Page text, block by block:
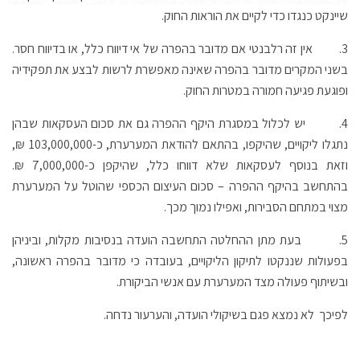
שיינקט כנגדו כדי לקיים את הוראות החוק.
3. אין זה רלבנטי אם מדובר בהפרה של אי דיווח כלל, או בדיווח חסר.
בשני המקרים מדובר בהפרה שאינה מאפשרת לרשות לבצע את תפקידיה
ופוגעת פגיעה חמורה במטרות החוק.
4. יש לכלול במסגרת היקף ההפרה גם את סכום העסקאות שבהן
נתגלו ליקויים, שהיקפו, בהתאם להודאת המערערת, כ-103,000,000 ₪,
וזאת בנוסף לעסקאות שלא דווחו כלל, שהיקפן כ-7,000,000 ₪.
בהתחשב בהיקף ההפרה – סכום העיצום הכספי שהוטל על המערערת
מצוי במתחם הסבירות, ואפילו נמוך מכך.
5. בעת מתן ההחלטה התחשבה הועדה בנסיבות מקלות, וביניהן
בפעולות שננקטו לתיקון הליקויים, בעובדה כי מדובר בהפרה ראשונה,
ובשיתוף פעולה מצד המערערת עם אנשי הביקורת.
לפיכך לא נמצא פגם בשיקולי הועדה, והערעור נדחה.